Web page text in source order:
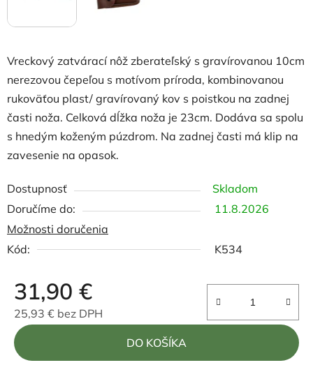
Vreckový zatvárací nôž zberateľský s gravírovanou 10cm
nerezovou čepeľou s motívom príroda, kombinovanou
rukoväťou plast/ gravírovaný kov s poistkou na zadnej
časti noža. Celková dĺžka noža je 23cm. Dodáva sa spolu
s hnedým koženým púzdrom. Na zadnej časti má klip na
zavesenie na opasok.
Dostupnosť
Skladom
11.8.2026
Možnosti doručenia
Kód:
K534
31,90 €
25,93 € bez DPH
Jednotková cena:
DO KOŠÍKA